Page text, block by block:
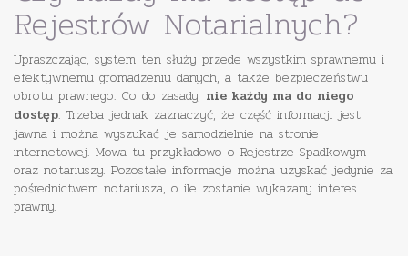
Rejestrów Notarialnych?
Upraszczając, system ten służy przede wszystkim sprawnemu i
efektywnemu gromadzeniu danych, a także bezpieczeństwu
obrotu prawnego. Co do zasady, nie każdy ma do niego
dostęp. Trzeba jednak zaznaczyć, że część informacji jest
jawna i można wyszukać je samodzielnie na stronie
internetowej. Mowa tu przykładowo o Rejestrze Spadkowym
oraz notariuszy. Pozostałe informacje można uzyskać jedynie za
pośrednictwem notariusza, o ile zostanie wykazany interes
prawny.